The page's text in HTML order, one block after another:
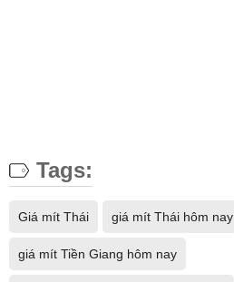
Tags:
Giá mít Thái giá mít Thái hôm nay
giá mít Tiền Giang hôm nay